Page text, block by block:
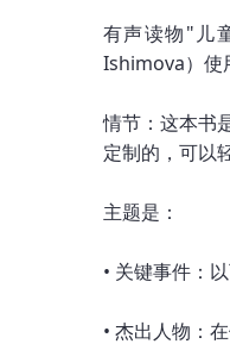
有声读物"儿
Ishimova）使
情节：这本书
定制的，可以
主题是：
• 关键事件：
• 杰出人物：